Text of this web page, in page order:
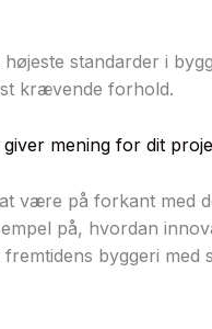
standarder i
krævende forhold.
mening for dit
være på forkant med
på, hvordan
byggeri med